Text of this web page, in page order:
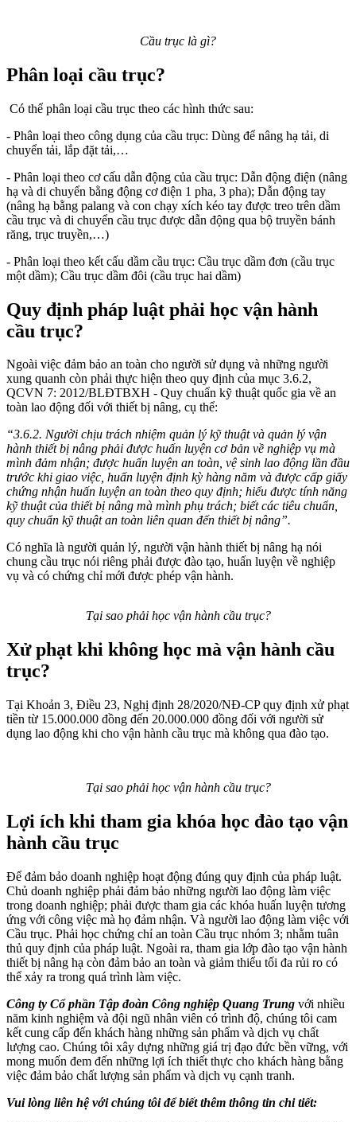
Cầu trục là gì?
Phân loại cầu trục?
Có thể phân loại cầu trục theo các hình thức sau:
- Phân loại theo công dụng của cầu trục: Dùng để nâng hạ tải, di
chuyển tải, lắp đặt tải,…
- Phân loại theo cơ cấu dẫn động của cầu trục: Dẫn động điện (nâng
hạ và di chuyển bằng động cơ điện 1 pha, 3 pha); Dẫn động tay
(nâng hạ bằng palang và con chạy xích kéo tay được treo trên dầm
cầu trục và di chuyển cầu trục được dẫn động qua bộ truyền bánh
răng, trục truyền,…)
- Phân loại theo kết cấu dầm cầu trục: Cầu trục dầm đơn (cầu trục
một dầm); Cầu trục dầm đôi (cầu trục hai dầm)
Quy định pháp luật phải học vận hành
cầu trục?
Ngoài việc đảm bảo an toàn cho người sử dụng và những người
xung quanh còn phải thực hiện theo quy định của mục 3.6.2,
QCVN 7: 2012/BLĐTBXH - Quy chuẩn kỹ thuật quốc gia về an
toàn lao động đối với thiết bị nâng, cụ thể:
“3.6.2. Người chịu trách nhiệm quản lý kỹ thuật và quản lý vận
hành thiết bị nâng phải được huấn luyện cơ bản về nghiệp vụ mà
mình đảm nhận; được huấn luyện an toàn, vệ sinh lao động lần đầu
trước khi giao việc, huấn luyện định kỳ hàng năm và được cấp giấy
chứng nhận huấn luyện an toàn theo quy định; hiểu được tính năng
kỹ thuật của thiết bị nâng mà mình phụ trách; biết các tiêu chuẩn,
quy chuẩn kỹ thuật an toàn liên quan đến thiết bị nâng”.
Có nghĩa là người quản lý, người vận hành thiết bị nâng hạ nói
chung cầu trục nói riêng phải được đào tạo, huấn luyện về nghiệp
vụ và có chứng chỉ mới được phép vận hành.
Tại sao phải học vận hành cầu trục?
Xử phạt khi không học mà vận hành cầu
trục?
Tại Khoản 3, Điều 23, Nghị định 28/2020/NĐ-CP quy định xử phạt
tiền từ 15.000.000 đồng đến 20.000.000 đồng đối với người sử
dụng lao động khi cho vận hành cầu trục mà không qua đào tạo.
Tại sao phải học vận hành cầu trục?
Lợi ích khi tham gia khóa học đào tạo vận
hành cầu trục
Để đảm bảo doanh nghiệp hoạt động đúng quy định của pháp luật.
Chủ doanh nghiệp phải đảm bảo những người lao động làm việc
trong doanh nghiệp; phải được tham gia các khóa huấn luyện tương
ứng với công việc mà họ đảm nhận. Và người lao động làm việc với
Cầu trục. Phải học chứng chỉ an toàn Cầu trục nhóm 3; nhằm tuân
thủ quy định của pháp luật. Ngoài ra, tham gia lớp đào tạo vận hành
thiết bị nâng hạ còn đảm bảo an toàn và giảm thiểu tối đa rủi ro có
thể xảy ra trong quá trình làm việc.
Công ty Cổ phần Tập đoàn Công nghiệp Quang Trung với nhiều
năm kinh nghiệm và đội ngũ nhân viên có trình độ, chúng tôi cam
kết cung cấp đến khách hàng những sản phẩm và dịch vụ chất
lượng cao. Chúng tôi xây dựng những giá trị đạo đức bền vững, với
mong muốn đem đến những lợi ích thiết thực cho khách hàng bằng
việc đảm bảo chất lượng sản phẩm và dịch vụ cạnh tranh.
Vui lòng liên hệ với chúng tôi để biết thêm thông tin chi tiết: